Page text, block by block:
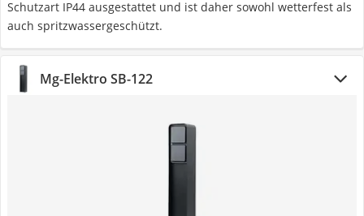
Schutzart IP44 ausgestattet und ist daher sowohl wetterfest als
auch spritzwassergeschützt.
Mg-Elektro ‎SB-122